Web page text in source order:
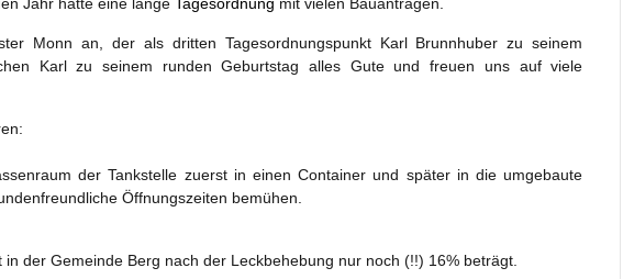
Monn an, der als dritten Tagesordnungspunkt Karl Brunnhuber zu seinem
Karl zu seinem runden Geburtstag alles Gute und freuen uns auf viele
der Tankstelle zuerst in einen Container und später in die umgebaute
Öffnungszeiten bemühen.
der Gemeinde Berg nach der Leckbehebung nur noch (!!) 16% beträgt.